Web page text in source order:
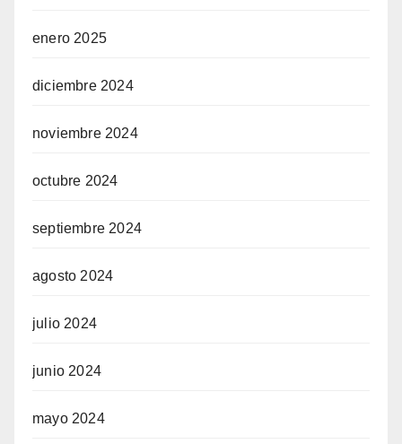
enero 2025
diciembre 2024
noviembre 2024
octubre 2024
septiembre 2024
agosto 2024
julio 2024
junio 2024
mayo 2024